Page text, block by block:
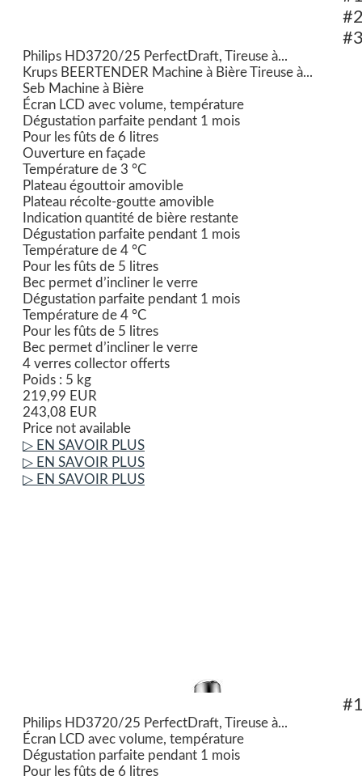
Philips HD3720/25 PerfectDraft, Tireuse à...
Krups BEERTENDER Machine à Bière Tireuse à...
Seb Machine à Bière
Écran LCD avec volume, température
Dégustation parfaite pendant 1 mois
Pour les fûts de 6 litres
Ouverture en façade
Température de 3 °C
Plateau égouttoir amovible
Plateau récolte-goutte amovible
Indication quantité de bière restante
Dégustation parfaite pendant 1 mois
Température de 4 °C
Pour les fûts de 5 litres
Bec permet d’incliner le verre
Dégustation parfaite pendant 1 mois
Température de 4 °C
Pour les fûts de 5 litres
Bec permet d’incliner le verre
4 verres collector offerts
Poids : 5 kg
219,99 EUR
243,08 EUR
Price not available
▷ EN SAVOIR PLUS
▷ EN SAVOIR PLUS
▷ EN SAVOIR PLUS
Philips HD3720/25 PerfectDraft, Tireuse à...
Écran LCD avec volume, température
Dégustation parfaite pendant 1 mois
Pour les fûts de 6 litres